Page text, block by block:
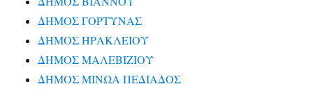
ΔΗΜΟΣ ΓΟΡΤΥΝΑΣ
ΔΗΜΟΣ ΗΡΑΚΛΕΙΟΥ
ΔΗΜΟΣ ΜΑΛΕΒΙΖΙΟΥ
ΔΗΜΟΣ ΜΙΝΩΑ ΠΕΔΙΑΔΟΣ